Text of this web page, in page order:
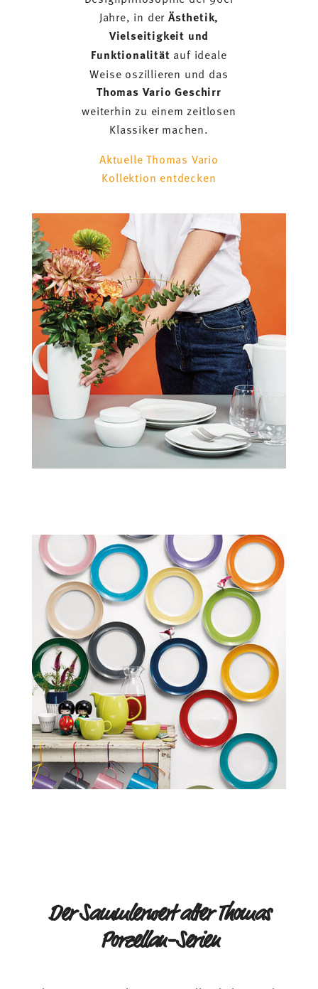
Jahre, in der Ästhetik,
Vielseitigkeit und
Funktionalität auf ideale
Weise oszillieren und das
Thomas Vario Geschirr
weiterhin zu einem zeitlosen
Klassiker machen.
Aktuelle Thomas Vario
Kollektion entdecken
Der Sammlerwert alter Thomas
Porzellan-Serien